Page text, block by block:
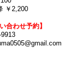
2,200
合わせ予約】